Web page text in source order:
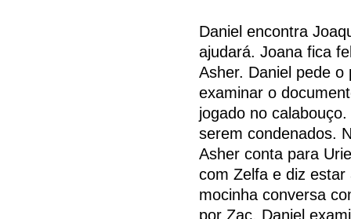
Daniel encontra
ajudará. Joana fica
Asher. Daniel pede
examinar o
jogado no
serem condenados.
Asher conta para
com Zelfa e diz estar
mocinha conversa
por Zac. Daniel